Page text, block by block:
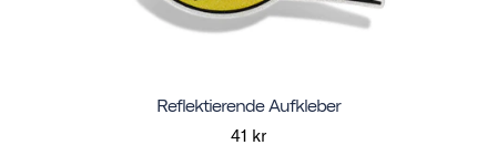
Reflektierende Aufkleber
41 kr